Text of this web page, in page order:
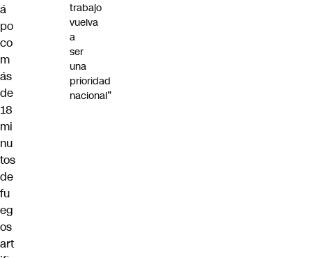
á
po
co
m
ás
de
18
mi
nu
tos
de
fu
eg
os
art
trabajo
vuelva
a
ser
una
prioridad
nacional”